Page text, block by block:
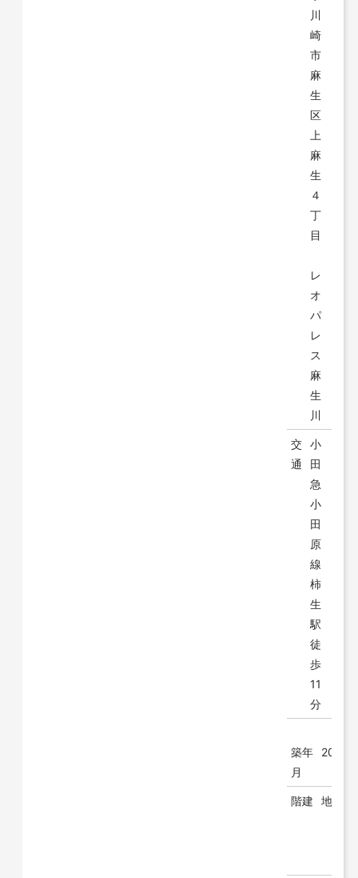
川
崎
市
麻
生
区
上
麻
生
４
丁
目
レ
オ
パ
レ
ス
麻
生
川
交
通
小
田
急
小
田
原
線
柿
生
駅
徒
歩
11
分
築年
月
2003/
階建 地上 3